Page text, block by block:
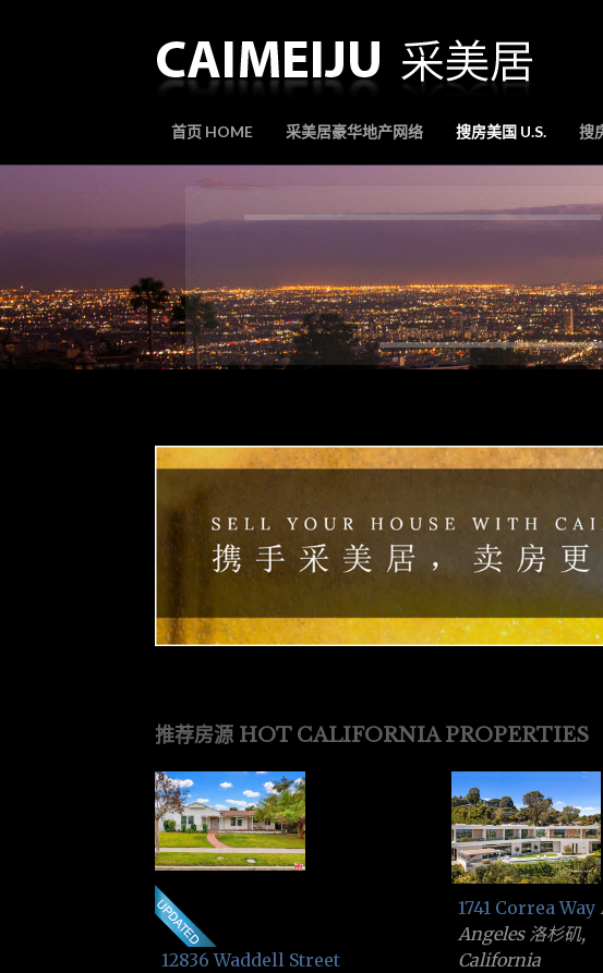
首页 HOME 采美居豪华地产网络 搜房美国 U.S. 搜
推荐房源 HOT CALIFORNIA PROPERTIES
12836 Waddell Street
1741 Correa Way
Angeles 洛杉矶,
California